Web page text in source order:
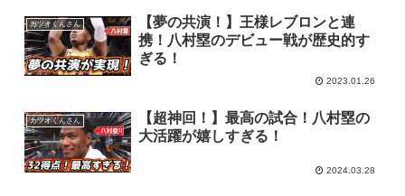
カツオくんさん
【夢の共演！】王様レブロンと連
携！八村塁のデビュー戦が歴史的す
ぎる！
2023.01.26
カツオくんさん
【超神回！】最高の試合！八村塁の
大活躍が嬉しすぎる！
2024.03.28